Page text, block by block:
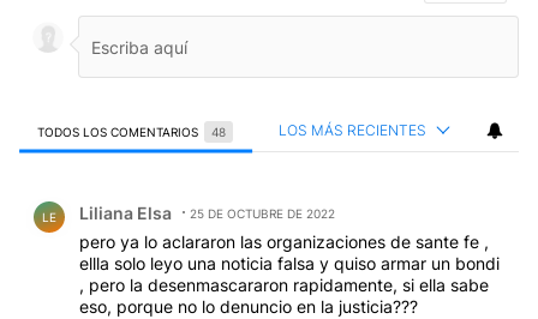
TODOS LOS COMENTARIOS 48 LOS MÁS RECIENTES
LE Liliana Elsa 25 DE OCTUBRE DE 2022
pero ya lo aclararon las organizaciones de sante fe ,
ellla solo leyo una noticia falsa y quiso armar un bondi
, pero la desenmascararon rapidamente, si ella sabe
eso, porque no lo denuncio en la justicia???